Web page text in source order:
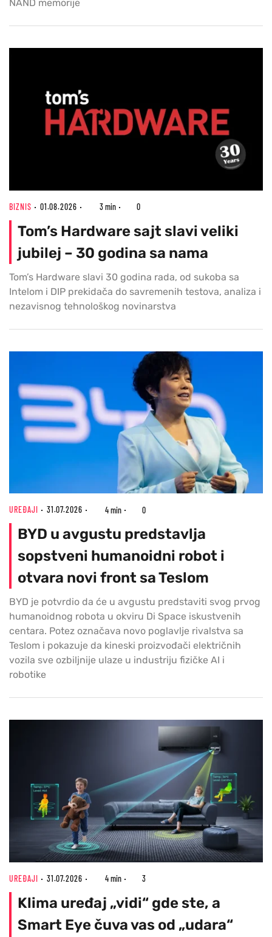
NAND memorije
BIZNIS 01.08.2026 3 min 0
Tom’s Hardware sajt slavi veliki
jubilej – 30 godina sa nama
Tom’s Hardware slavi 30 godina rada, od sukoba sa
Intelom i DIP prekidača do savremenih testova, analiza i
nezavisnog tehnološkog novinarstva
UREĐAJI 31.07.2026 4 min 0
BYD u avgustu predstavlja
sopstveni humanoidni robot i
otvara novi front sa Teslom
BYD je potvrdio da će u avgustu predstaviti svog prvog
humanoidnog robota u okviru Di Space iskustvenih
centara. Potez označava novo poglavlje rivalstva sa
Teslom i pokazuje da kineski proizvođači električnih
vozila sve ozbiljnije ulaze u industriju fizičke AI i
robotike
UREĐAJI 31.07.2026 4 min 3
Klima uređaj „vidi“ gde ste, a
Smart Eye čuva vas od „udara“